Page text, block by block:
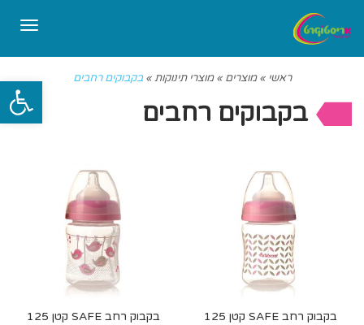
פתח
תפריט
ראשי » מוצרים » מוצרי תינוקות » בקבוקים רחבים
בקבוקים רחבים
בקבוק רחב SAFE קטן 125
בקבוק רחב SAFE קטן 125